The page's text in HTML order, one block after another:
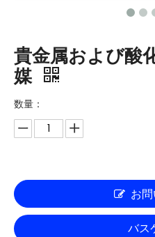
貴金属および酸
媒
数量：
お
バス